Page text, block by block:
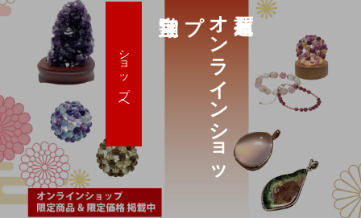
オ
ン
ラ
イ
ン
シ
ョ
ッ
プ
ショップへ